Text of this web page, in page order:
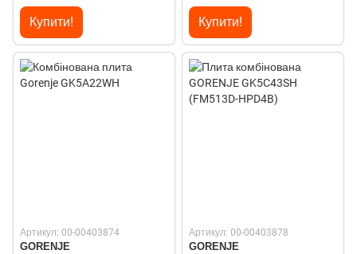
Купити! Купити!
Артикул: 00-00403874
GORENJE
Артикул: 00-00403878
GORENJE